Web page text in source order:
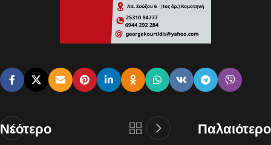
Νεότερο Παλαιότερο